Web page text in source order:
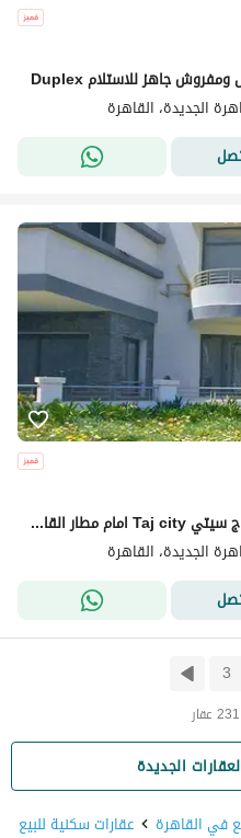
الجديدة، القاهرة
دوبلكس معا رووف للبيع في كمبوند تاج سيتي Taj city امام مطار القاهره وعلي طريق السويس دايركت وامام فندق كمبنيسكي Kempinski
الجديدة، القاهرة
3
الجديدة
في القاهرة عقارات سكنية للبيع